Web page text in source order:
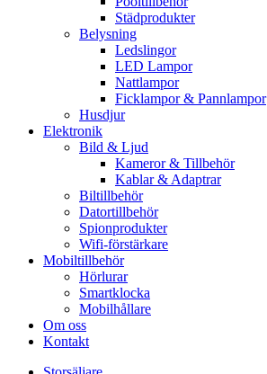
Städprodukter
Belysning
Ledslingor
LED Lampor
Nattlampor
Ficklampor & Pannlampor
Husdjur
Elektronik
Bild & Ljud
Kameror & Tillbehör
Kablar & Adaptrar
Biltillbehör
Datortillbehör
Spionprodukter
Wifi-förstärkare
Mobiltillbehör
Hörlurar
Smartklocka
Mobilhållare
Om oss
Kontakt